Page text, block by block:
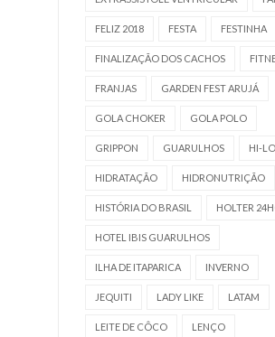
FELIZ 2018 FESTA FESTINHA
FINALIZAÇÃO DOS CACHOS
FRANJAS GARDEN FEST ARUJÁ
GOLA CHOKER GOLA POLO
GRIPPON GUARULHOS HI-LO
HIDRATAÇÃO HIDRONUTRIÇÃO
HISTÓRIA DO BRASIL HOLTER
HOTEL IBIS GUARULHOS
ILHA DE ITAPARICA INVERNO
JEQUITI LADY LIKE LATAM
LEITE DE CÔCO LENÇO